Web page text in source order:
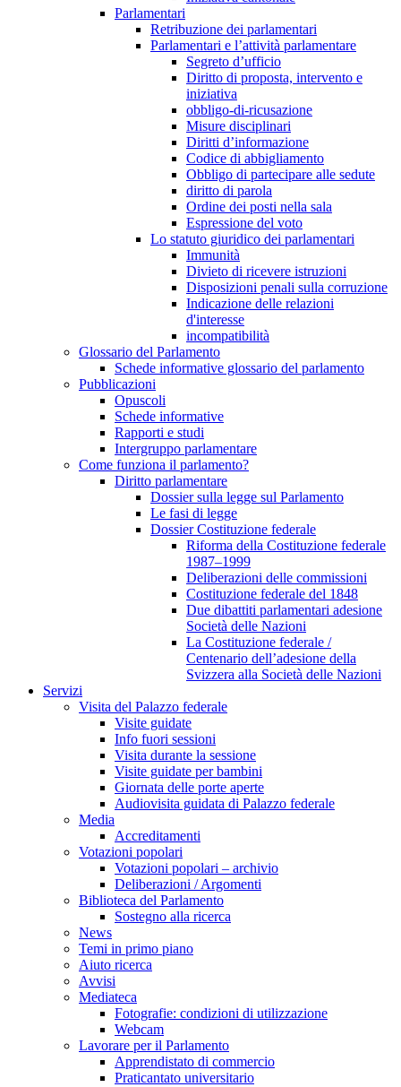
Parlamentari
Retribuzione dei parlamentari
Parlamentari e l’attività parlamentare
Segreto d’ufficio
Diritto di proposta, intervento e
iniziativa
obbligo-di-ricusazione
Misure disciplinari
Diritti d’informazione
Codice di abbigliamento
Obbligo di partecipare alle sedute
diritto di parola
Ordine dei posti nella sala
Espressione del voto
Lo statuto giuridico dei parlamentari
Immunità
Divieto di ricevere istruzioni
Disposizioni penali sulla corruzione
Indicazione delle relazioni
d'interesse
incompatibilità
Glossario del Parlamento
Schede informative glossario del parlamento
Pubblicazioni
Opuscoli
Schede informative
Rapporti e studi
Intergruppo parlamentare
Come funziona il parlamento?
Diritto parlamentare
Dossier sulla legge sul Parlamento
Le fasi di legge
Dossier Costituzione federale
Riforma della Costituzione federale
1987–1999
Deliberazioni delle commissioni
Costituzione federale del 1848
Due dibattiti parlamentari adesione
Società delle Nazioni
La Costituzione federale /
Centenario dell’adesione della
Svizzera alla Società delle Nazioni
Servizi
Visita del Palazzo federale
Visite guidate
Info fuori sessioni
Visita durante la sessione
Visite guidate per bambini
Giornata delle porte aperte
Audiovisita guidata di Palazzo federale
Media
Accreditamenti
Votazioni popolari
Votazioni popolari – archivio
Deliberazioni / Argomenti
Biblioteca del Parlamento
Sostegno alla ricerca
News
Temi in primo piano
Aiuto ricerca
Avvisi
Mediateca
Fotografie: condizioni di utilizzazione
Webcam
Lavorare per il Parlamento
Apprendistato di commercio
Praticantato universitario